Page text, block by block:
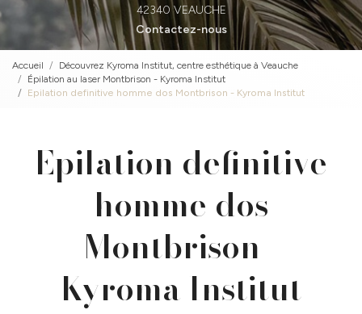
42340 VEAUCHE
Contactez-nous
Accueil
Découvrez Kyroma Institut, centre esthétique à Veauche
Épilation au laser Montbrison - Kyroma Institut
Epilation definitive homme dos Montbrison - Kyroma Institut
Epilation definitive
homme dos
Montbrison -
Kyroma Institut